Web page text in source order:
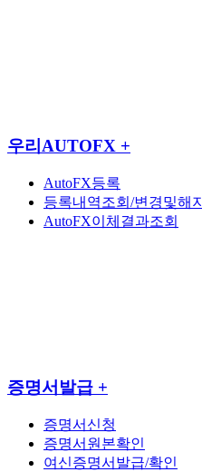
우리AUTOFX +
AutoFX등록
등록내역조회/변경및해지
AutoFX이체결과조회
증명서발급 +
증명서신청
증명서원본확인
여신증명서발급/확인